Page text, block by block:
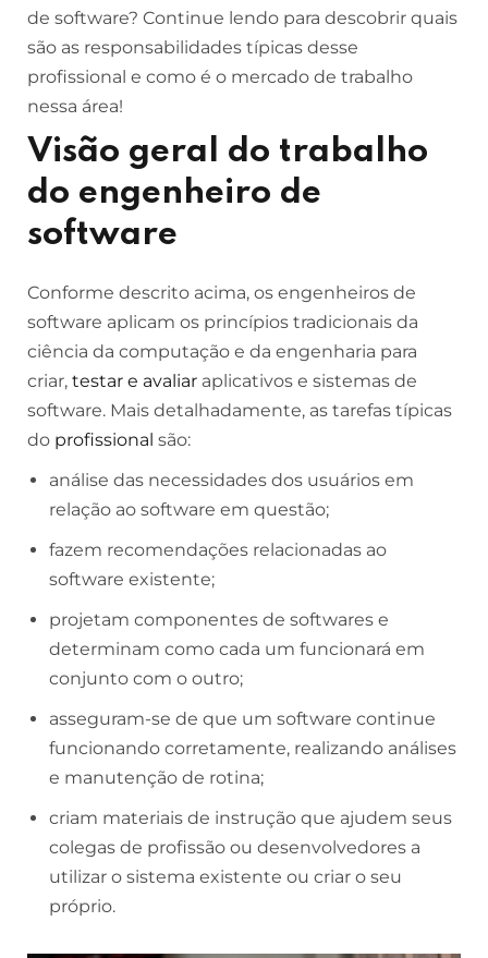
de software? Continue lendo para descobrir quais
são as responsabilidades típicas desse
profissional e como é o mercado de trabalho
nessa área!
Visão geral do trabalho
do engenheiro de
software
Conforme descrito acima, os engenheiros de
software aplicam os princípios tradicionais da
ciência da computação e da engenharia para
criar, testar e avaliar aplicativos e sistemas de
software. Mais detalhadamente, as tarefas típicas
do profissional são:
análise das necessidades dos usuários em
relação ao software em questão;
fazem recomendações relacionadas ao
software existente;
projetam componentes de softwares e
determinam como cada um funcionará em
conjunto com o outro;
asseguram-se de que um software continue
funcionando corretamente, realizando análises
e manutenção de rotina;
criam materiais de instrução que ajudem seus
colegas de profissão ou desenvolvedores a
utilizar o sistema existente ou criar o seu
próprio.